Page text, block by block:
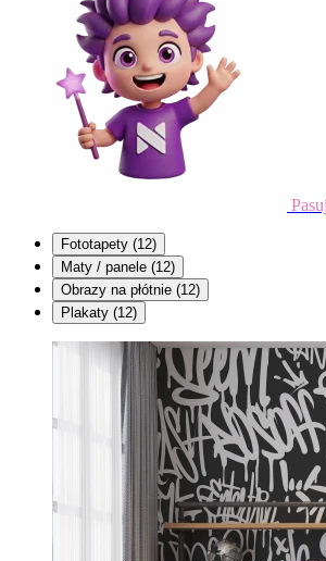
Fototapety (12)
Maty / panele (12)
Obrazy na płótnie (12)
Plakaty (12)